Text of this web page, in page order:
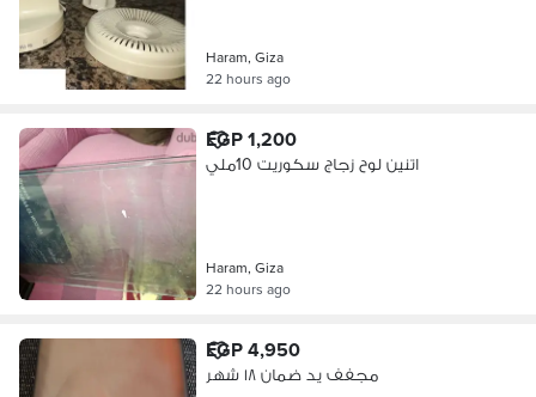
Haram, Giza
22 hours ago
EGP 1,200
اتنين لوح زجاج سكوريت 10ملي
Haram, Giza
22 hours ago
EGP 4,950
مجفف يد ضمان ١٨ شهر